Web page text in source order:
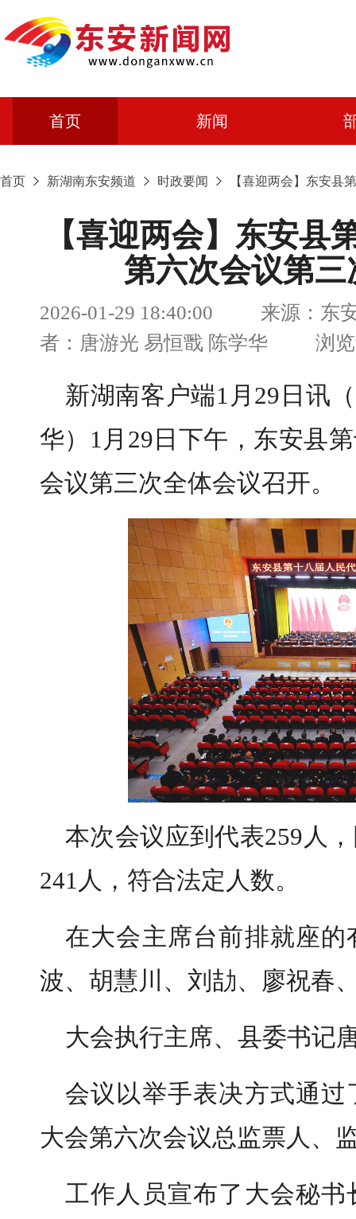
首页 新闻
首页 新湖南东安频道 时政要闻 【喜迎两会】东安县
【喜迎两会】东安县
第六次会议第
2026-01-29 18:40:00 来源：东安
者：唐游光 易恒戬 陈学华 浏览
新湖南客户端1月29日讯
华）1月29日下午，东安县
会议第三次全体会议召开。
本次会议应到代表259人
241人，符合法定人数。
在大会主席台前排就座
波、胡慧川、刘劼、廖祝春
大会执行主席、县委书记
会议以举手表决方式通
大会第六次会议总监票人、
工作人员宣布了大会秘